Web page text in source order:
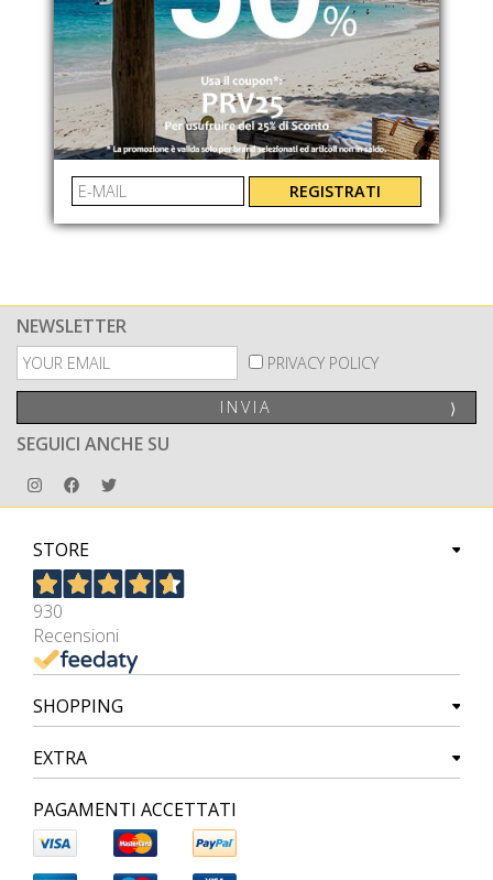
COLMAR
GONNA MIDI IN LINO
73116AZ01
€ 125.00 -49.6%
€ 63.00
NEWSLETTER
PRIVACY POLICY
INVIA ⟩
SEGUICI ANCHE SU
STORE
930
Recensioni
SHOPPING
EXTRA
PAGAMENTI ACCETTATI
REGISTRATI